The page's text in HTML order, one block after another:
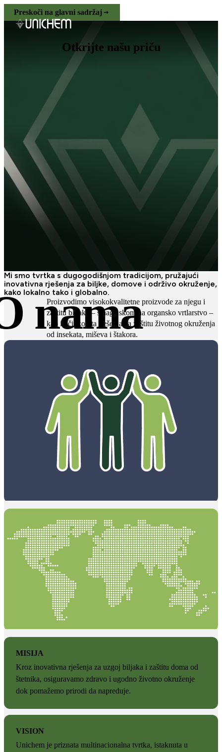
Preskoči na glavni sadržaj
Otkrijte našu priču
nama
Mi smo tvrtka s dugogodišnjom tradicijom, pružajući
inovativna rješenja za biljke, domove i održivo okruženje,
kako lokalno tako i globalno.
Proizvodimo visokokvalitetne proizvode za njegu i
zaštitu biljaka – s naglaskom na organsko vrtlarstvo –
kao i učinkovita rješenja za zaštitu životnog okruženja
od insekata, miševa i štakora.
MISIJA
Kroz inovativna rješenja za uzgoj biljaka i zaštitu doma od
štetnika, osiguravamo zdravo i ugodno životno okruženje
dok pomažemo prirodi da napreduje.
VISION
Unichem je priznata multinacionalna tvrtka, istaknuta u